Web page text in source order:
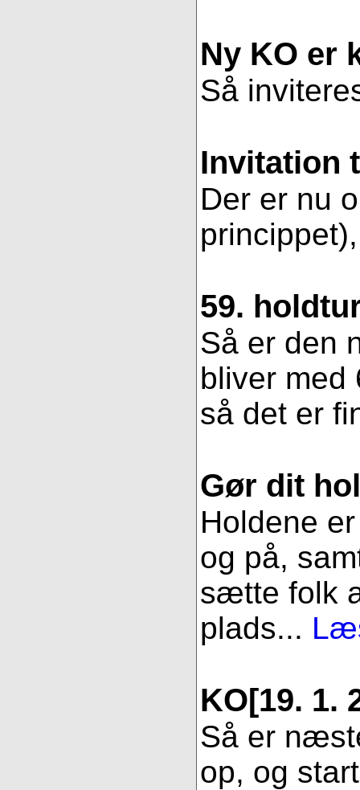
Ny KO er
Så
Invitation
Der er nu
59.
Så er den
bliver med
så det er
Gør dit
Holdene
og på,
sætte folk
plads...
KO[19. 1.
Så er
op, og